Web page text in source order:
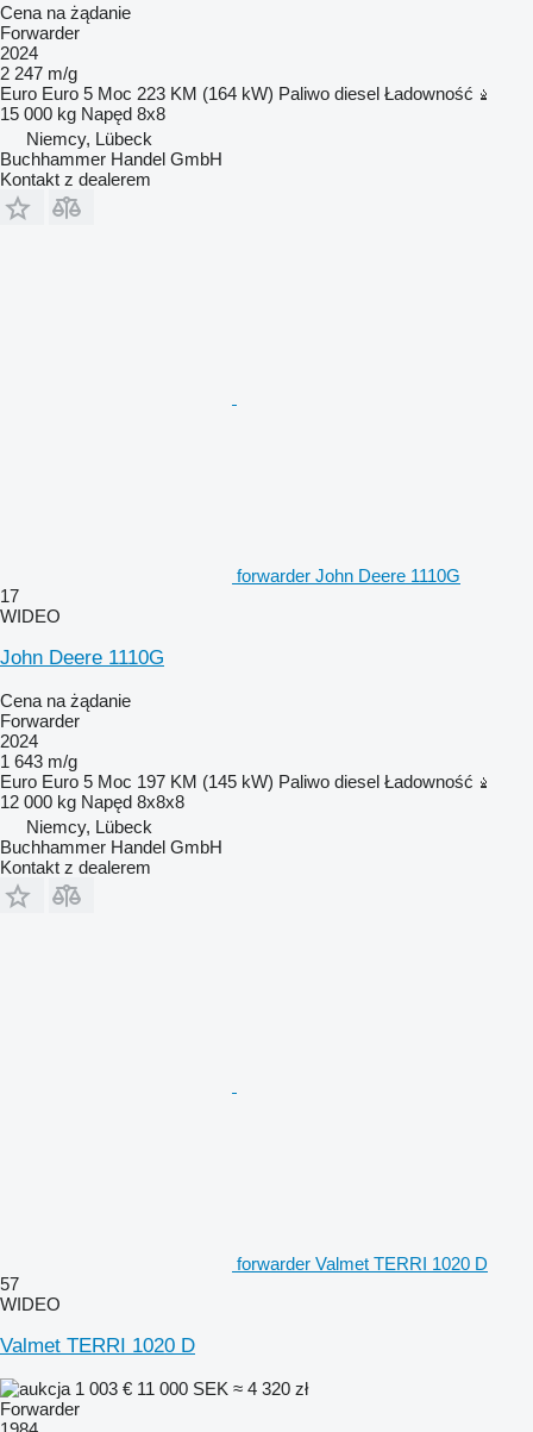
Cena na żądanie
Forwarder
2024
2 247 m/g
Euro Euro 5 Moc 223 KM (164 kW) Paliwo diesel Ładowność
15 000 kg Napęd 8x8
Niemcy, Lübeck
Buchhammer Handel GmbH
Kontakt z dealerem
forwarder John Deere 1110G
17
WIDEO
John Deere 1110G
Cena na żądanie
Forwarder
2024
1 643 m/g
Euro Euro 5 Moc 197 KM (145 kW) Paliwo diesel Ładowność
12 000 kg Napęd 8x8x8
Niemcy, Lübeck
Buchhammer Handel GmbH
Kontakt z dealerem
forwarder Valmet TERRI 1020 D
57
WIDEO
Valmet TERRI 1020 D
1 003 € 11 000 SEK ≈ 4 320 zł
Forwarder